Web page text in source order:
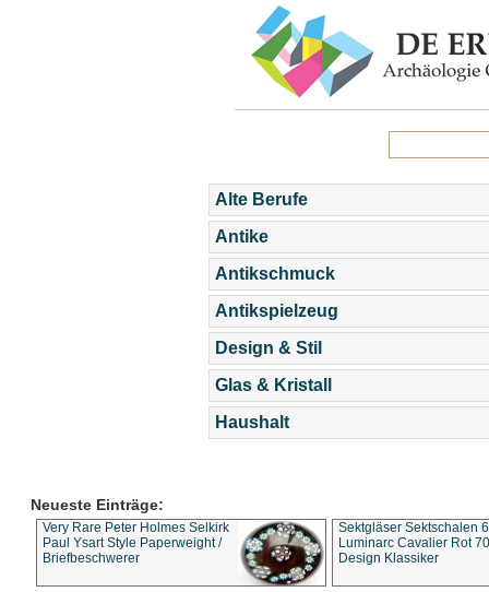
Alte Berufe
Antike
Antikschmuck
Antikspielzeug
Design & Stil
Glas & Kristall
Haushalt
Neueste Einträge:
Very Rare Peter Holmes Selkirk
Paul Ysart Style Paperweight /
Briefbeschwerer
Sektgläser Sektschalen
Luminarc Cavalier Rot
Design Klassiker